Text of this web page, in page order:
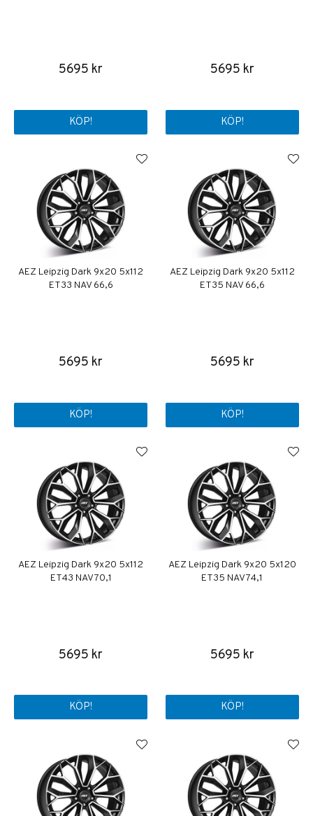
5695 kr
KÖP!
5695 kr
KÖP!
AEZ Leipzig Dark 9x20 5x112
ET33 NAV 66,6
5695 kr
KÖP!
AEZ Leipzig Dark 9x20 5x112
ET35 NAV 66,6
5695 kr
KÖP!
AEZ Leipzig Dark 9x20 5x112
ET43 NAV 70,1
5695 kr
KÖP!
AEZ Leipzig Dark 9x20 5x120
ET35 NAV 74,1
5695 kr
KÖP!